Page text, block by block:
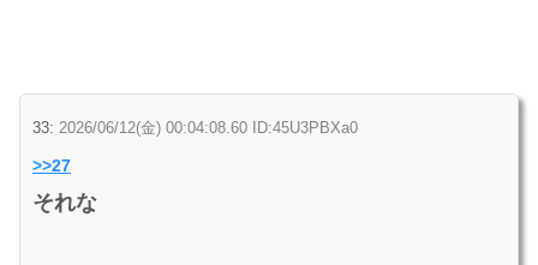
33: 2026/06/12(金) 00:04:08.60 ID:45U3PBXa0
>>27
それな